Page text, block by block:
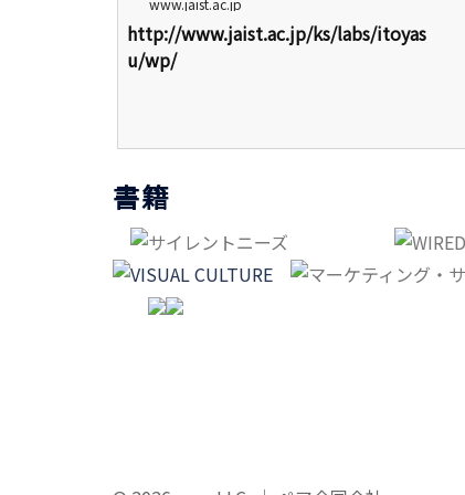
http://www.jaist.ac.jp/ks/labs/itoyas
u/wp/
書籍